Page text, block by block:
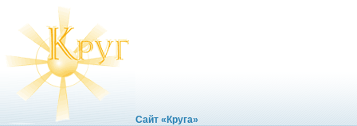
Сайт «Круга»